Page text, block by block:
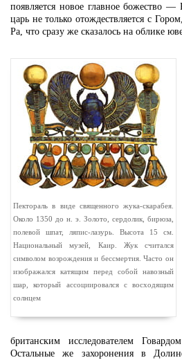
появляется новое главное божество
царь не только отождествляется с
Ра, что сразу же сказалось на облике
Пектораль в виде священного жука-скарабея.
Около 1350 до н. э. Золото, сердолик, бирюза,
полевой шпат, ляпис-лазурь. Высота 15 см.
Национальный музей, Каир. Жук считался
символом возрождения и бессмертия. Часто он
изображался катящим перед собой навозный
шар, который ассоциировался с восходящим
солнцем
британским исследователем
Остальные же захоронения в